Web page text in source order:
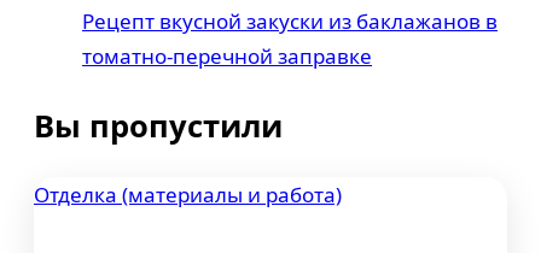
Рецепт вкусной закуски из баклажанов в
томатно-перечной заправке
Вы пропустили
Отделка (материалы и работа)